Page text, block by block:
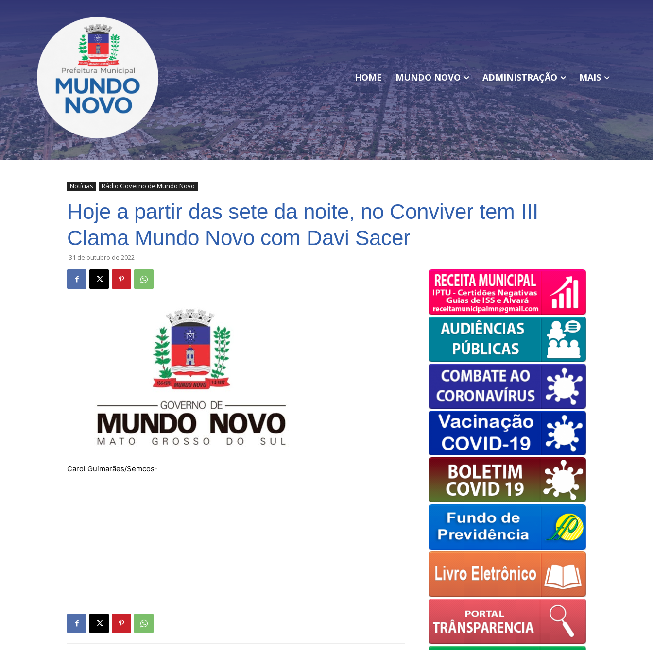
HOME MUNDO NOVO ADMINISTRAÇÃO MAIS
Notícias Rádio Governo de Mundo Novo
Hoje a partir das sete da noite, no Conviver tem III
Clama Mundo Novo com Davi Sacer
31 de outubro de 2022
Carol Guimarães/Semcos-